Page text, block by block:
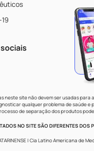
neste site não devem ser usadas
qualquer problema de saúde
de separação dos produtos
NO SITE SÃO DIFERENTES DOS
| Cia Latino Americana de